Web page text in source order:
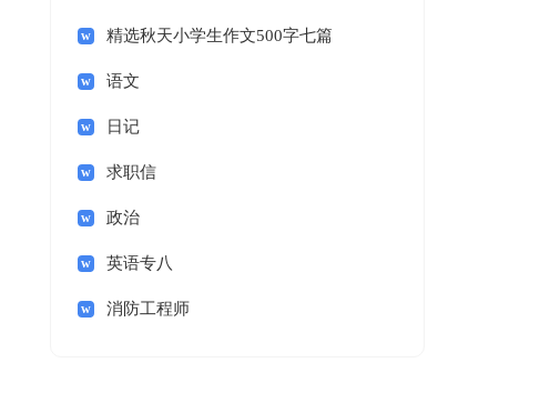
精选秋天小学生作文500字七篇
语文
日记
求职信
政治
英语专八
消防工程师